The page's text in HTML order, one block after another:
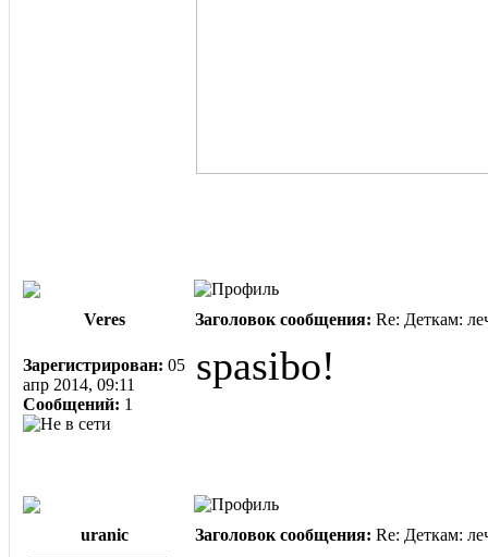
Veres Заголовок сообщения: Re: Деткам:
Зарегистрирован: 05
апр 2014, 09:11
Сообщений: 1
spasibo!
uranic Заголовок сообщения: Re: Деткам: